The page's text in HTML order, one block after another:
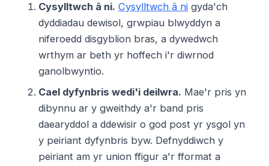
Cysylltwch â ni. Cysylltwch â ni gyda'ch
dyddiadau dewisol, grwpiau blwyddyn a
niferoedd disgyblion bras, a dywedwch
wrthym ar beth yr hoffech i'r diwrnod
ganolbwyntio.
Cael dyfynbris wedi'i deilwra. Mae'r pris yn
dibynnu ar y gweithdy a'r band pris
daearyddol a ddewisir o god post yr ysgol yn
y peiriant dyfynbris byw. Defnyddiwch y
peiriant am yr union ffigur a'r fformat a